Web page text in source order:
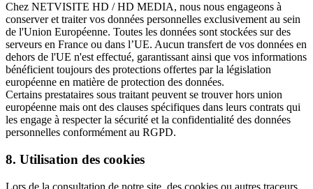
Chez NETVISITE HD / HD MEDIA, nous nous engageons à
conserver et traiter vos données personnelles exclusivement au sein
de l'Union Européenne. Toutes les données sont stockées sur des
serveurs en France ou dans l’UE. Aucun transfert de vos données en
dehors de l'UE n'est effectué, garantissant ainsi que vos informations
bénéficient toujours des protections offertes par la législation
européenne en matière de protection des données.
Certains prestataires sous traitant peuvent se trouver hors union
européenne mais ont des clauses spécifiques dans leurs contrats qui
les engage à respecter la sécurité et la confidentialité des données
personnelles conformément au RGPD.
8. Utilisation des cookies
Lors de la consultation de notre site, des cookies ou autres traceurs